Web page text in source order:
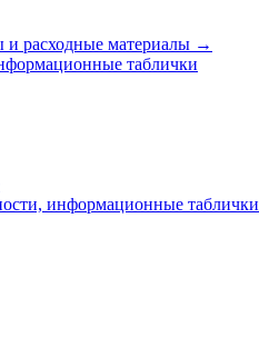
расходные материалы →
таблички
информационные таблички